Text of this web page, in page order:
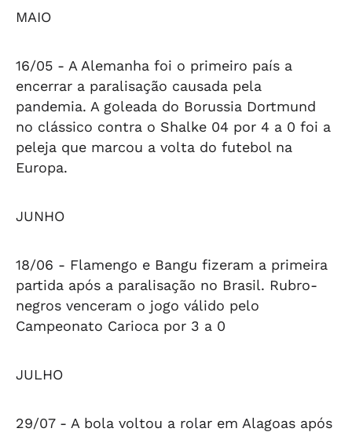
MAIO
16/05 - A Alemanha foi o primeiro país a
encerrar a paralisação causada pela
pandemia. A goleada do Borussia Dortmund
no clássico contra o Shalke 04 por 4 a 0 foi a
peleja que marcou a volta do futebol na
Europa.
JUNHO
18/06 - Flamengo e Bangu fizeram a primeira
partida após a paralisação no Brasil. Rubro-
negros venceram o jogo válido pelo
Campeonato Carioca por 3 a 0
JULHO
29/07 - A bola voltou a rolar em Alagoas após